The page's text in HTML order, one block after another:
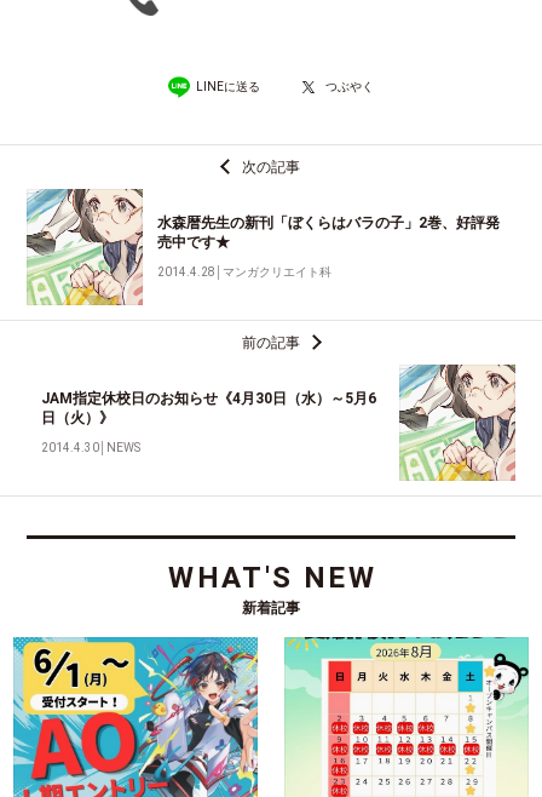
LINEに送る つぶやく
次の記事
水森暦先生の新刊「ぼくらはバラの子」2巻、好評発
売中です★
2014.4.28 │マンガクリエイト科
前の記事
JAM指定休校日のお知らせ《4月30日（水）～5月6
日（火）》
2014.4.30 NEWS
WHAT'S NEW
新着記事